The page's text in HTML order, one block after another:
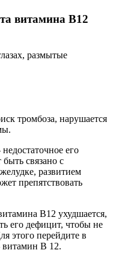
витамина B12
размытые
тромбоза, нарушается
его
связано с
развитием
препятствовать
B12 ухудшается,
его дефицит, чтобы не
этого перейдите в
B 12.